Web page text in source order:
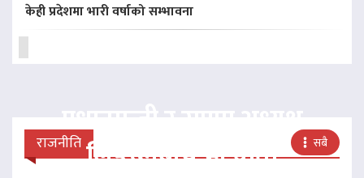
केही प्रदेशमा भारी वर्षाको सम्भावना
राजनीति सबै
प्रधानमन्त्री र राप्रपा अध्यक्ष
लिङदेनबीच भेटवार्ता